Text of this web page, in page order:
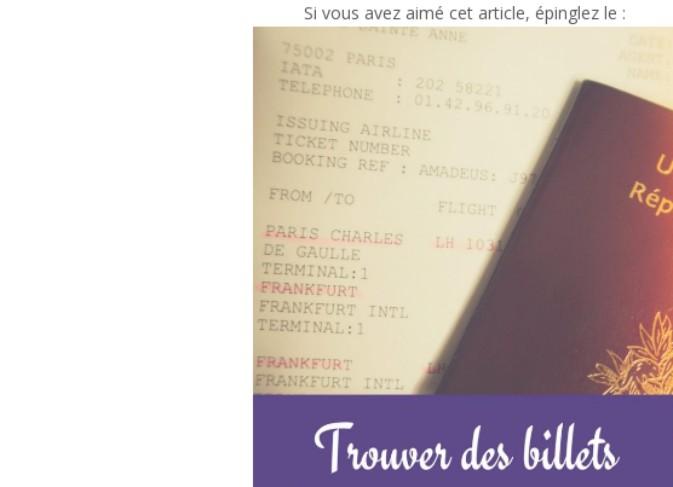
Si vous avez aimé cet article, épinglez le :